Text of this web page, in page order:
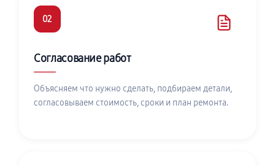
02
Согласование работ
Объясняем что нужно сделать, подбираем детали,
согласовываем стоимость, сроки и план ремонта.